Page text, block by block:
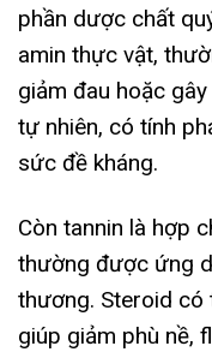
phần dược chất
amin thực vật,
giảm đau hoặc
tự nhiên, có tính
sức đề kháng.
Còn tannin là hợp
thường được ứng
thương. Steroid có
giúp giảm phù nề,